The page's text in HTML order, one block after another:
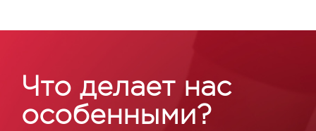
Что делает нас
особенными?